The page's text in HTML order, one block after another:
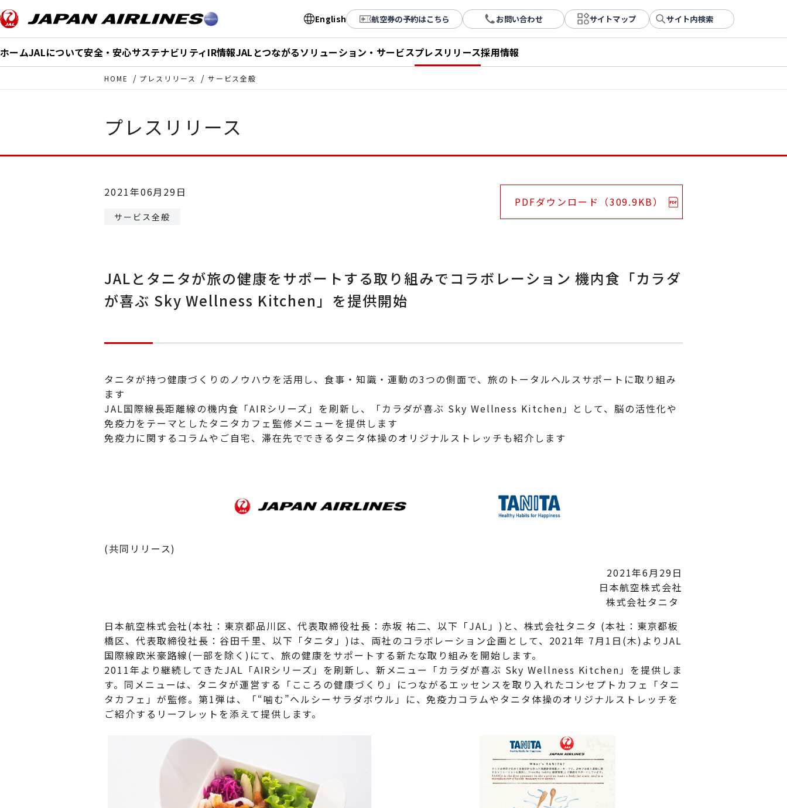
English 航空券の予約はこちら お問い合わせ サイトマップ サイト内検索
ホームJALについて安全・安心サステナビリティIR情報JALとつながるソリューション・サービスプレスリリース採用情報
HOME プレスリリース サービス全般
プレスリリース
2021年06月29日
サービス全般
PDFダウンロード（309.9KB）
JALとタニタが旅の健康をサポートする取り組みでコラボレーション 機内食「カラダ
が喜ぶ Sky Wellness Kitchen」を提供開始
タニタが持つ健康づくりのノウハウを活用し、食事・知識・運動の3つの側面で、旅のトータルヘルスサポートに取り組み
ます
JAL国際線長距離線の機内食「AIRシリーズ」を刷新し、「カラダが喜ぶ Sky Wellness Kitchen」として、脳の活性化や
免疫力をテーマとしたタニタカフェ監修メニューを提供します
免疫力に関するコラムやご自宅、滞在先でできるタニタ体操のオリジナルストレッチも紹介します
(共同リリース)
2021年6月29日
日本航空株式会社
株式会社タニタ
日本航空株式会社(本社：東京都品川区、代表取締役社長：赤坂 祐二、以下「JAL」)と、株式会社タニタ (本社：東京都板
橋区、代表取締役社長：谷田千里、以下「タニタ」)は、両社のコラボレーション企画として、2021年 7月1日(木)よりJAL
国際線欧米豪路線(一部を除く)にて、旅の健康をサポートする新たな取り組みを開始します。
2011年より継続してきたJAL「AIRシリーズ」を刷新し、新メニュー「カラダが喜ぶ Sky Wellness Kitchen」を提供しま
す。同メニューは、タニタが運営する「こころの健康づくり」につながるエッセンスを取り入れたコンセプトカフェ「タニ
タカフェ」が監修。第1弾は、「“噛む”ヘルシーサラダボウル」に、免疫力コラムやタニタ体操のオリジナルストレッチを
ご紹介するリーフレットを添えて提供します。